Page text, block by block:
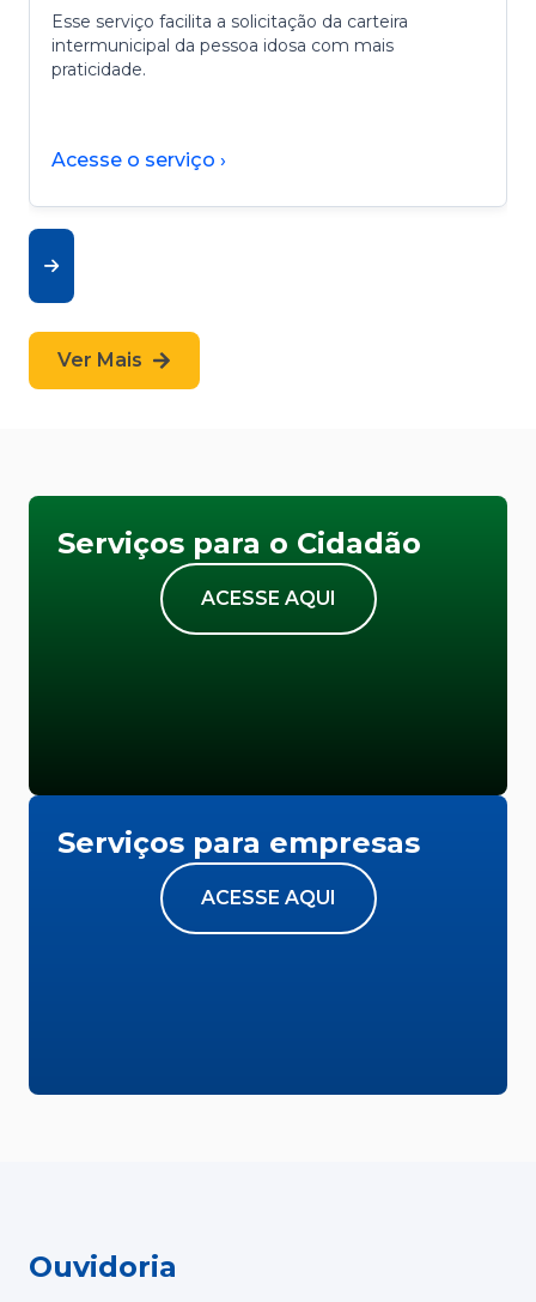
Esse serviço facilita a solicitação da carteira
intermunicipal da pessoa idosa com mais
praticidade.
Acesse o serviço ›
Ver Mais
Serviços para o Cidadão
ACESSE AQUI
Serviços para empresas
ACESSE AQUI
Ouvidoria